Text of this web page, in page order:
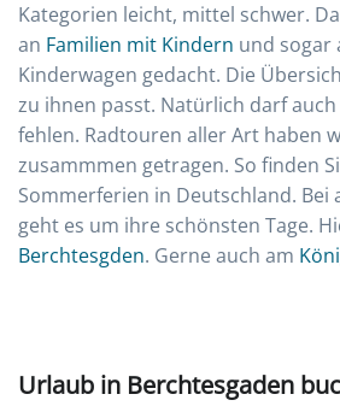
Kategorien leicht, mittel schwer.
an Familien mit Kindern und sogar
Kinderwagen gedacht. Die
zu ihnen passt. Natürlich darf auch
fehlen. Radtouren aller Art haben
zusammmen getragen. So finden
Sommerferien in Deutschland. Bei
geht es um ihre schönsten Tage.
Berchtesgden. Gerne auch am
Urlaub in Berchtesgaden